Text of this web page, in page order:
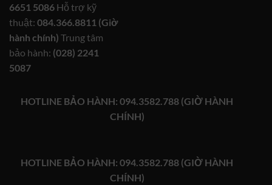
6651 5086 Hỗ trợ kỹ
thuật: 084.366.8811 (Giờ
hành chính) Trung tâm
bảo hành: (028) 2241
5087
HOTLINE BẢO HÀNH: 094.3582.788 (GIỜ HÀNH
CHÍNH)
HOTLINE BẢO HÀNH: 094.3582.788 (GIỜ HÀNH
CHÍNH)